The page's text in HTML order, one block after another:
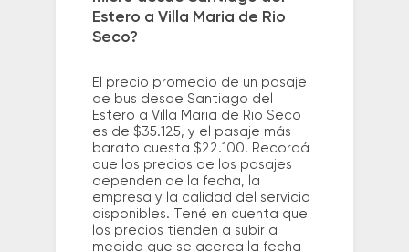
Estero a Villa Maria de Rio
Seco?
El precio promedio de un pasaje
de bus desde Santiago del
Estero a Villa Maria de Rio Seco
es de $35.125, y el pasaje más
barato cuesta $22.100. Recordá
que los precios de los pasajes
dependen de la fecha, la
empresa y la calidad del servicio
disponibles. Tené en cuenta que
los precios tienden a subir a
medida que se acerca la fecha